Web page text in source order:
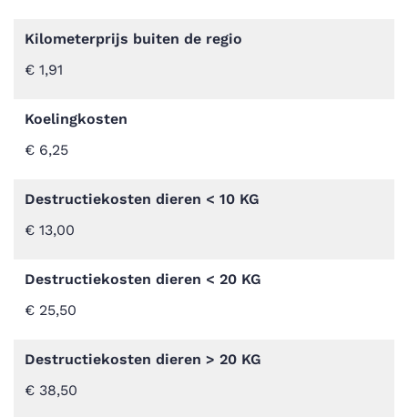
Kilometerprijs buiten de regio
€ 1,91
Koelingkosten
€ 6,25
Destructiekosten dieren < 10 KG
€ 13,00
Destructiekosten dieren < 20 KG
€ 25,50
Destructiekosten dieren > 20 KG
€ 38,50